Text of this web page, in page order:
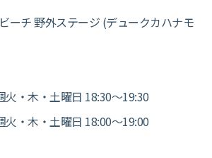
ーチ 野外ステージ (デュークカハナモ
火・木・土曜日 18:30～19:30
火・木・土曜日 18:00～19:00